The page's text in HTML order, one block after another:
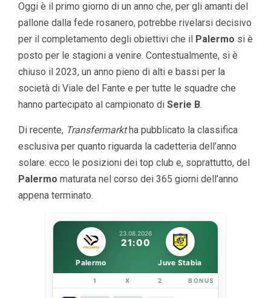
Oggi è il primo giorno di un anno che, per gli amanti del
pallone dalla fede rosanero, potrebbe rivelarsi decisivo
per il completamento degli obiettivi che il Palermo si è
posto per le stagioni a venire. Contestualmente, si è
chiuso il 2023, un anno pieno di alti e bassi per la
società di Viale del Fante e per tutte le squadre che
hanno partecipato al campionato di Serie B.
Di recente, Transfermarktha pubblicato la classifica
esclusiva per quanto riguarda la cadetteria dell’anno
solare: ecco le posizioni dei top club e, soprattutto, del
Palermo maturata nel corso dei 365 giorni dell’anno
appena terminato.
23.08.2026
21:00
Palermo Juve Stabia
1 X 2 BONUS